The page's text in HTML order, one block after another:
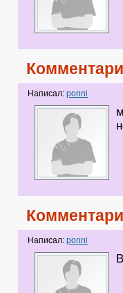
Написал:ponni
Написал:ponni